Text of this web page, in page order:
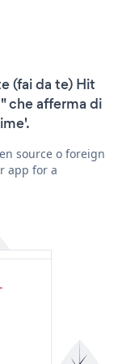
(fai da te) Hit
che afferma di
source o foreign
app for a